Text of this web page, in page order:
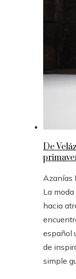
De
Azanías
La
hacia
español
de
simple